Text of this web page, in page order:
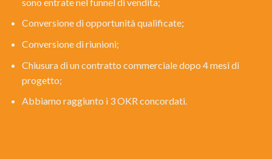
Conversione di opportunità qualificate;
Conversione di riunioni;
Chiusura di un contratto commerciale dopo 4 mesi di
progetto;
Abbiamo raggiunto i 3 OKR concordati.